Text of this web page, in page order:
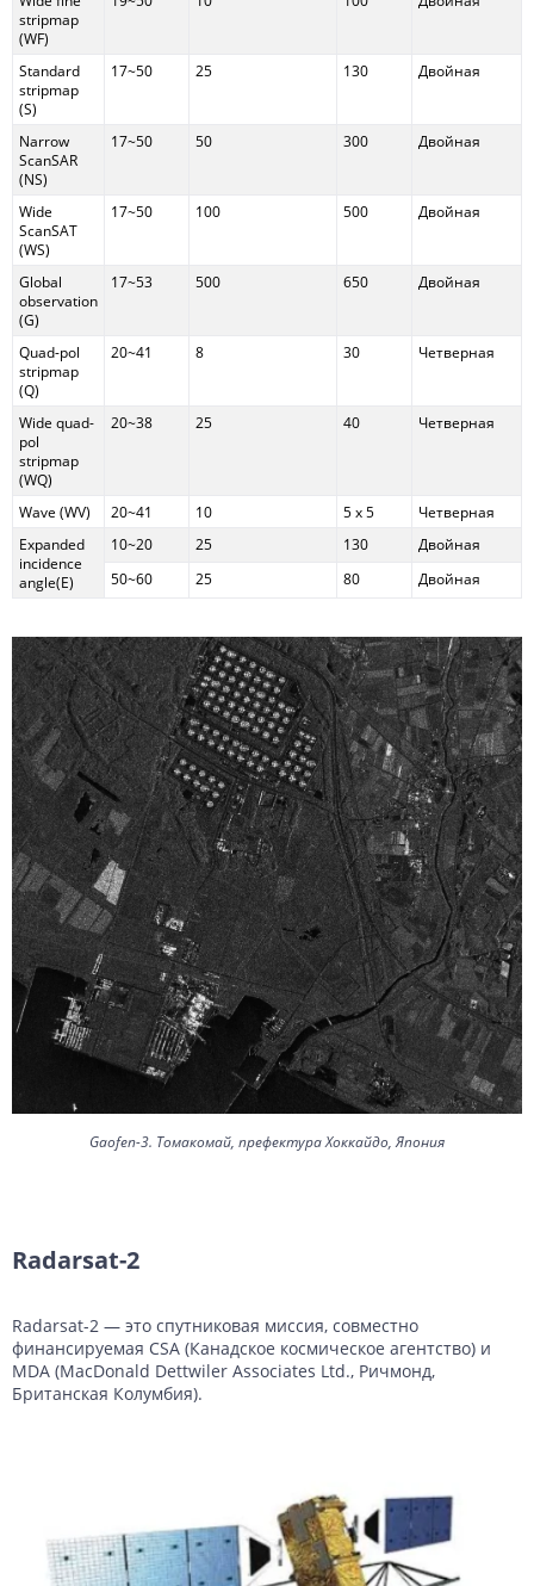
stripmap
(WF)
Standard
stripmap
(S)
17~50 25 130 Двойная
Narrow
ScanSAR
(NS)
17~50 50 300 Двойная
Wide
ScanSAT
(WS)
17~50 100 500 Двойная
Global
observation
(G)
17~53 500 650 Двойная
Quad-pol
stripmap
(Q)
20~41 8 30 Четверная
Wide quad-
pol
stripmap
(WQ)
20~38 25 40 Четверная
Wave (WV) 20~41 10 5 x 5
Четверная
Expanded
incidence
angle(E)
10~20 25 130
Двойная
50~60
25 80 Двойная
Gaofen-3. Томакомай, префектура Хоккайдо, Япония
Radarsat-2
Radarsat-2 — это спутниковая миссия, совместно
финансируемая CSA (Канадское космическое агентство) и
MDA (MacDonald Dettwiler Associates Ltd., Ричмонд,
Британская Колумбия).